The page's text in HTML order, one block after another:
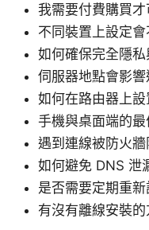
我需要付費購買才
不同裝置上設定會
如何確保完全隱私
伺服器地點會影響
如何在路由器上設
手機與桌面端的最
遇到連線被防火牆
如何避免 DNS 泄
是否需要定期重
有沒有離線安裝的